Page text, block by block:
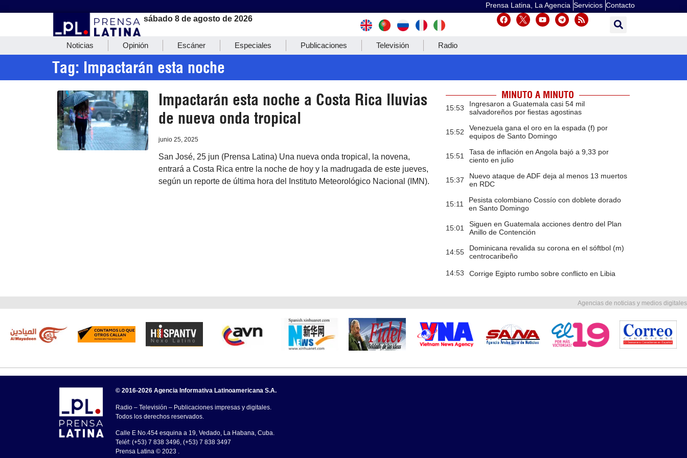
Prensa Latina, La Agencia Servicios Contacto
sábado 8 de agosto de 2026
Noticias Opinión Escáner Especiales Publicaciones Televisión Radio
Tag: Impactarán esta noche
Impactarán esta noche a Costa Rica lluvias
de nueva onda tropical
junio 25, 2025
San José, 25 jun (Prensa Latina) Una nueva onda tropical, la novena,
entrará a Costa Rica entre la noche de hoy y la madrugada de este jueves,
según un reporte de última hora del Instituto Meteorológico Nacional (IMN).
MINUTO A MINUTO
15:53
Ingresaron a Guatemala casi 54 mil
salvadoreños por fiestas agostinas
15:52
Venezuela gana el oro en la espada (f) por
equipos de Santo Domingo
15:51
Tasa de inflación en Angola bajó a 9,33 por
ciento en julio
15:37
Nuevo ataque de ADF deja al menos 13 muertos
en RDC
15:11
Pesista colombiano Cossío con doblete dorado
en Santo Domingo
15:01
Siguen en Guatemala acciones dentro del Plan
Anillo de Contención
14:55
Dominicana revalida su corona en el sóftbol (m)
centrocaribeño
14:53 Corrige Egipto rumbo sobre conflicto en Libia
Agencias de noticias y medios digitales
© 2016-2026 Agencia Informativa Latinoamericana S.A.
Radio – Televisión – Publicaciones impresas y digitales.
Todos los derechos reservados.
Calle E No.454 esquina a 19, Vedado, La Habana, Cuba.
Teléf: (+53) 7 838 3496, (+53) 7 838 3497
Prensa Latina © 2023 .